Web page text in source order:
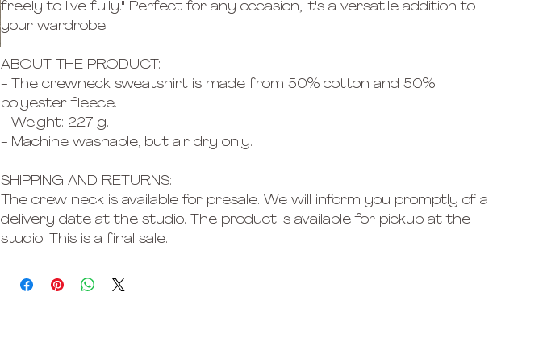
freely to live fully." Perfect for any occasion, it's a versatile addition to
your wardrobe.
ABOUT THE PRODUCT:
- The crewneck sweatshirt is made from 50% cotton and 50%
polyester fleece.
- Weight: 227 g.
- Machine washable, but air dry only.
SHIPPING AND RETURNS:
The crew neck is available for presale. We will inform you promptly of a
delivery date at the studio. The product is available for pickup at the
studio. This is a final sale.